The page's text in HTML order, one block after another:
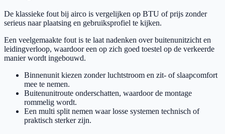
De klassieke fout bij airco is vergelijken op BTU of prijs zonder
serieus naar plaatsing en gebruiksprofiel te kijken.
Een veelgemaakte fout is te laat nadenken over buitenunitzicht en
leidingverloop, waardoor een op zich goed toestel op de verkeerde
manier wordt ingebouwd.
Binnenunit kiezen zonder luchtstroom en zit- of slaapcomfort
mee te nemen.
Buitenunitroute onderschatten, waardoor de montage
rommelig wordt.
Een multi split nemen waar losse systemen technisch of
praktisch sterker zijn.